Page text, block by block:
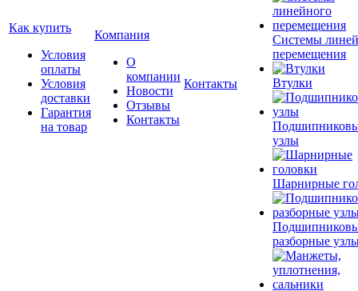
Как купить
Условия
оплаты
Условия
доставки
Гарантия
на товар
Компания
О
компании
Новости
Отзывы
Контакты
Контакты
Системы
перемещения
Втулки
узлы
Шарнирные
разборные